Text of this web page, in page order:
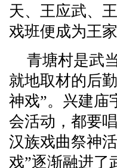
天、王应武、
戏班便成为王
青塘村是武
就地取材的后
神戏”。兴建庙
会活动，都要
汉族戏曲祭神
戏”逐渐融进了